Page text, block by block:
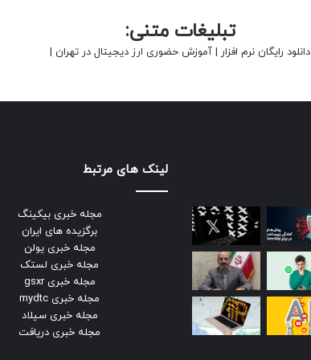
تبلیغات متنی:
دانلود رایگان نرم افزار آموزش حضوری ارز دیجیتال در تهران
لینک های مرتبط
مجله خبری بیکینگ
برگزیده های ایران
مجله خبری یولن
مجله خبری لستک
مجله خبری gsxr
مجله خبری mydtc
مجله خبری سیلاد
مجله خبری دریافت